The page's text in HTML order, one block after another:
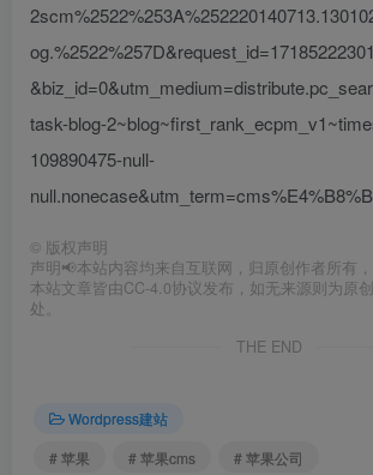
task-blog-
109890475-null-
© 版权声明
声明📢本站内容均来自互联网，归原创作者所有，
本站文章皆由CC-4.0协议发布，如无来源则为原
处。
THE END
Wordpress建站
# 苹果
# 苹果cms # 苹果公司